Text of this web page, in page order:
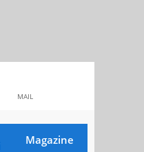
MAIL
Magazine